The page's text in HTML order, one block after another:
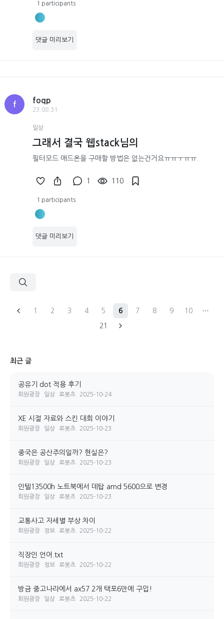
1 participants
댓글 미리보기
f
foqp
23.08.31
일상
그래서 결국 웹stack님의
필터모드 애드온을 구매할 방법은 없는건거요ㅠㅠㅜㅠㅠ
1 110
1 participants
댓글 미리보기
1 2 3 4 5 6 7 8 9 10
21
최근 글
공유기 dot 적용 후기
회원광장 일상 로봇츠 2025-10-24
XE 시절 자료와 스킨 대회 이야기
회원광장 일상 로봇츠 2025-10-23
중국은 공산주의일까? 현실은?
회원광장 일상 로봇츠 2025-10-23
인텔13500h 노트북에서 데탑 amd 5600으로 변경
회원광장 일상 로봇츠 2025-10-23
교통사고 자세별 부상 차이
회원광장 정보 로봇츠 2025-10-22
직장인 언어.txt
회원광장 정보 로봇츠 2025-10-22
방금 중고나라에서 ax57 2개 택포6만에 구입!
회원광장 일상 로봇츠 2025-10-22